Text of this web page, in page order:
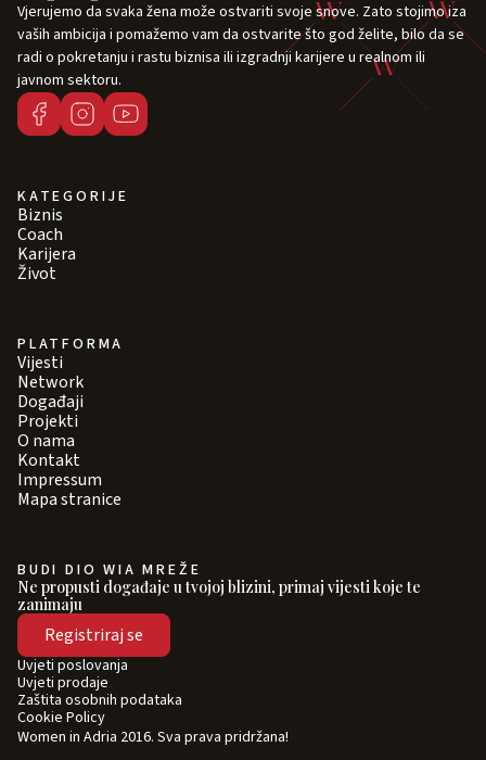
Vjerujemo da svaka žena može ostvariti svoje snove. Zato stojimo iza
vaših ambicija i pomažemo vam da ostvarite što god želite, bilo da se
radi o pokretanju i rastu biznisa ili izgradnji karijere u realnom ili
javnom sektoru.
KATEGORIJE
Biznis
Coach
Karijera
Život
PLATFORMA
Vijesti
Network
Događaji
Projekti
O nama
Kontakt
Impressum
Mapa stranice
BUDI DIO WIA MREŽE
Ne propusti događaje u tvojoj blizini, primaj vijesti koje te
zanimaju
Registriraj se
Women in Adria 2016. Sva prava pridržana!
Uvjeti poslovanja
Uvjeti prodaje
Zaštita osobnih podataka
Cookie Policy